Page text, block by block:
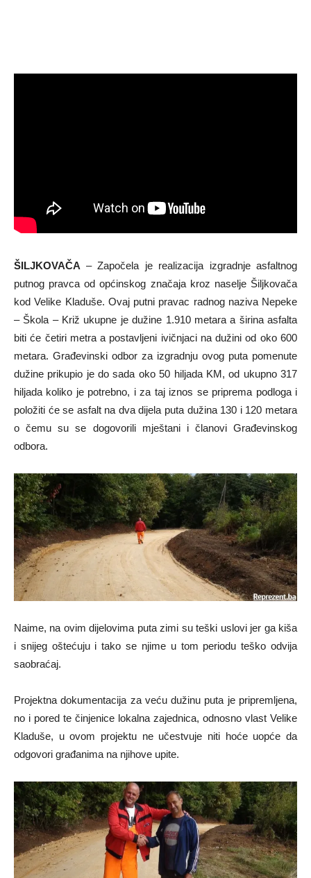
ŠILJKOVAČA – Započela je realizacija izgradnje asfaltnog
putnog pravca od općinskog značaja kroz naselje Šiljkovača
kod Velike Kladuše. Ovaj putni pravac radnog naziva Nepeke
– Škola – Križ ukupne je dužine 1.910 metara a širina asfalta
biti će četiri metra a postavljeni ivičnjaci na dužini od oko 600
metara. Građevinski odbor za izgradnju ovog puta pomenute
dužine prikupio je do sada oko 50 hiljada KM, od ukupno 317
hiljada koliko je potrebno, i za taj iznos se priprema podloga i
položiti će se asfalt na dva dijela puta dužina 130 i 120 metara
o čemu su se dogovorili mještani i članovi Građevinskog
odbora.
Naime, na ovim dijelovima puta zimi su teški uslovi jer ga kiša
i snijeg oštećuju i tako se njime u tom periodu teško odvija
saobraćaj.
Projektna dokumentacija za veću dužinu puta je pripremljena,
no i pored te činjenice lokalna zajednica, odnosno vlast Velike
Kladuše, u ovom projektu ne učestvuje niti hoće uopće da
odgovori građanima na njihove upite.